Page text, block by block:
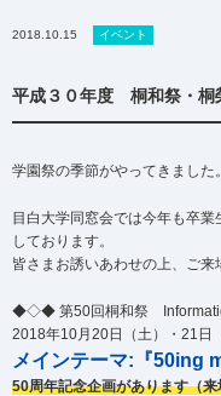
2018.10.15 イベント
平成３０年度 桐和祭・桐
学園祭の季節がやってきました。
目白大学同窓会では今年も卒
しております。
皆さまお誘いあわせの上、ご来
◆◇◆ 第50回桐和祭
2018年10月20日（土）・21日
メインテーマ:『50ing
50周年記念企画があります（